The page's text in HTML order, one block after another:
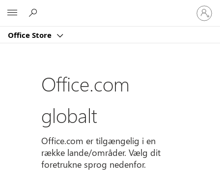
Office Store
Log
på
din
Office.com
globalt
Office.com er tilgængelig i en
række lande/områder. Vælg dit
foretrukne sprog nedenfor.